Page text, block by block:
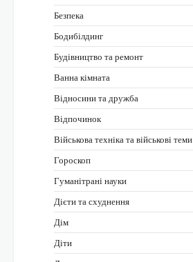
Безпека
Бодибілдинг
Будівництво та ремонт
Ванна кімната
Відносини та дружба
Відпочинок
Військова техніка та військові теми
Гороскоп
Гуманітрані науки
Дієти та схуднення
Дім
Діти